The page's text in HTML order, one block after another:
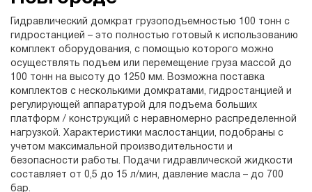
Гидравлический домкрат грузоподъемностью 100 тонн с
гидростанцией – это полностью готовый к использованию
комплект оборудования, с помощью которого можно
осуществлять подъем или перемещение груза массой до
100 тонн на высоту до 1250 мм. Возможна поставка
комплектов с несколькими домкратами, гидростанцией и
регулирующей аппаратурой для подъема больших
платформ / конструкций с неравномерно распределенной
нагрузкой. Характеристики маслостанции, подобраны с
учетом максимальной производительности и
безопасности работы. Подачи гидравлической жидкости
составляет от 0,5 до 15 л/мин, давление масла – до 700
бар.